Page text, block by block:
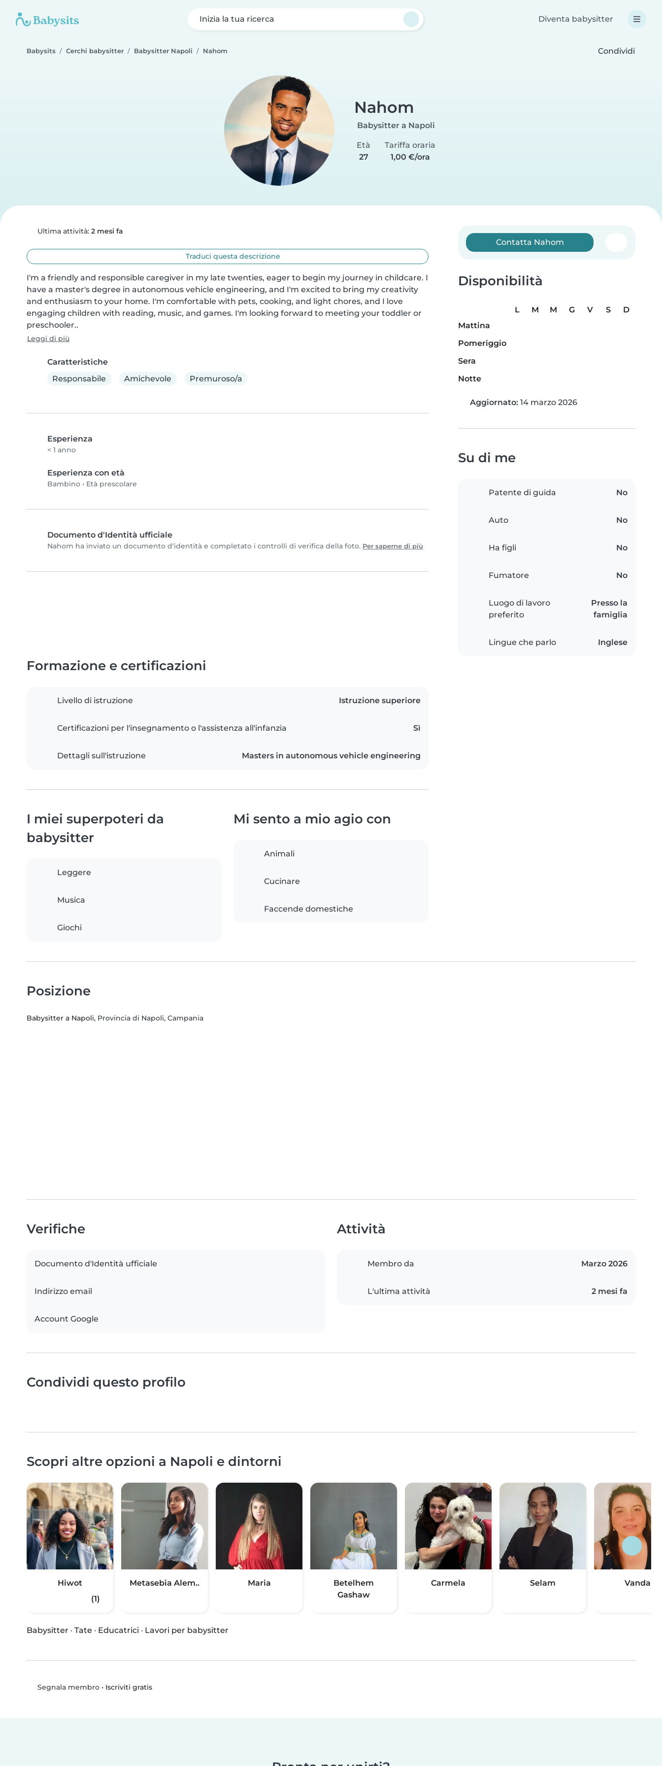
Inizia la tua ricerca Diventa babysitter
Babysits Cerchi babysitter Babysitter Napoli Nahom Condividi
Nahom
Babysitter a Napoli
Età
27
Tariffa oraria
1,00 €/ora
Ultima attività: 2 mesi fa
Traduci questa descrizione
I'm a friendly and responsible caregiver in my late twenties, eager to begin my journey in childcare. I
have a master's degree in autonomous vehicle engineering, and I'm excited to bring my creativity
and enthusiasm to your home. I'm comfortable with pets, cooking, and light chores, and I love
engaging children with reading, music, and games. I'm looking forward to meeting your toddler or
preschooler..
Leggi di più
Caratteristiche
Responsabile
Amichevole Premuroso/a
Esperienza
< 1 anno
Esperienza con età
Bambino • Età prescolare
Documento d'Identità ufficiale
Nahom ha inviato un documento d'identità e completato i controlli di verifica della foto. Per saperne di più
Contatta Nahom
Disponibilità
L M M G V S
D
Mattina
Pomeriggio
Sera
Notte
Aggiornato: 14 marzo 2026
Su di me
Patente di guida No
Auto No
Ha figli No
Fumatore No
Luogo di lavoro
preferito
Presso la
famiglia
Lingue che parlo Inglese
Formazione e certificazioni
Livello di istruzione Istruzione superiore
Certificazioni per l'insegnamento o l'assistenza all'infanzia Sì
Dettagli sull'istruzione Masters in autonomous vehicle engineering
I miei superpoteri da
babysitter
Leggere
Musica
Giochi
Mi sento a mio agio con
Animali
Cucinare
Faccende domestiche
Posizione
Babysitter a Napoli, Provincia di Napoli, Campania
Verifiche
Documento d'Identità ufficiale
Indirizzo email
Account Google
Attività
Membro da Marzo 2026
L'ultima attività 2 mesi fa
Condividi questo profilo
Scopri altre opzioni a Napoli e dintorni
Hiwot
(1)
Metasebia Alem.. Maria
Betelhem
Gashaw
Carmela Selam Vanda
Babysitter · Tate · Educatrici · Lavori per babysitter
Segnala membro• Iscriviti gratis